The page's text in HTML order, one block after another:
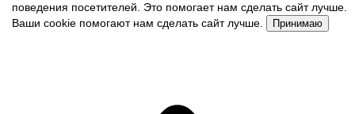
поведения посетителей. Это помогает нам сделать сайт лучше.
Ваши cookie помогают нам сделать сайт лучше.
Принимаю